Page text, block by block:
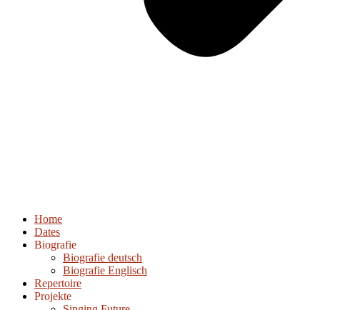
Home
Dates
Biografie
Biografie deutsch
Biografie Englisch
Repertoire
Projekte